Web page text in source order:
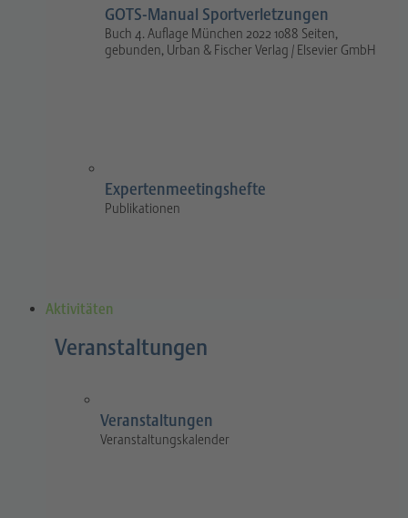
GOTS-Manual Sportverletzungen
Buch 4. Auflage München 2022 1088 Seiten,
gebunden, Urban & Fischer Verlag / Elsevier GmbH
Expertenmeetingshefte
Publikationen
Aktivitäten
Veranstaltungen
Veranstaltungen
Veranstaltungskalender